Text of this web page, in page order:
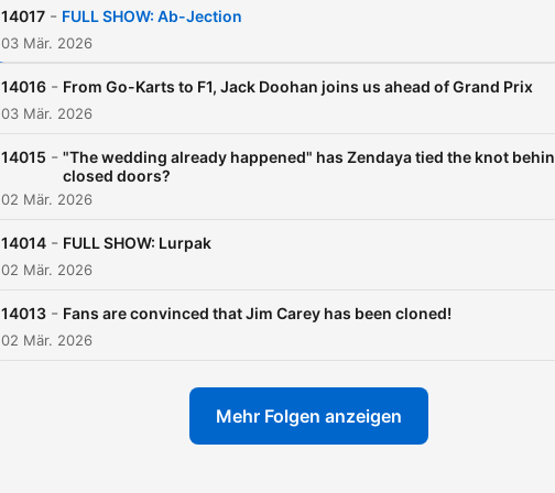
14017 - FULL SHOW: Ab-Jection
03 Mär. 2026
14016 - From Go-Karts to F1, Jack Doohan joins us ahead of Grand Prix
03 Mär. 2026
14015 - "The wedding already happened" has Zendaya tied the knot
closed doors?
02 Mär. 2026
14014 - FULL SHOW: Lurpak
02 Mär. 2026
14013 - Fans are convinced that Jim Carey has been cloned!
02 Mär. 2026
Mehr Folgen anzeigen